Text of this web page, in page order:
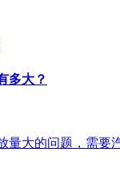
多大？
量大的问题，需要